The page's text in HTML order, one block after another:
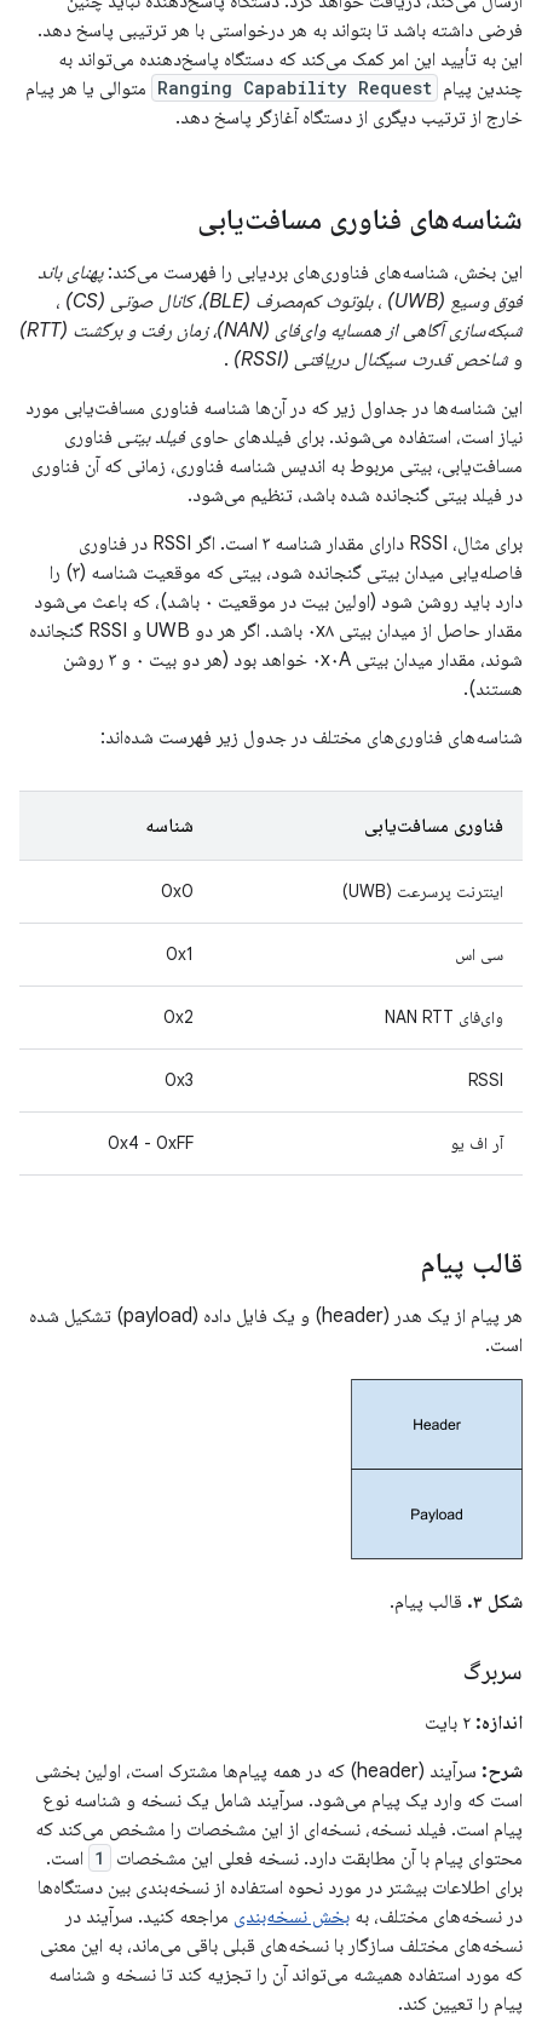
فرضی داشته باشد تا بتواند به هر درخواستی با هر ترتیبی پاسخ دهد.
این به تأیید این امر کمک می‌کند که دستگاه پاسخ‌دهنده می‌تواند به
چندین پیام Ranging Capability Request متوالی یا هر پیام
خارج از ترتیب دیگری از دستگاه آغازگر پاسخ دهد.
شناسه‌های فناوری مسافت‌یابی
این بخش، شناسه‌های فناوری‌های بردیابی را فهرست می‌کند:پهنای باند
فوق وسیع (UWB)
،بلوتوث کم‌مصرف (BLE)، کانال صوتی (CS)
،
شبکه‌سازی آگاهی از همسایه وای‌فای (NAN)، زمان رفت و برگشت (RTT)
وشاخص قدرت سیگنال دریافتی (RSSI)
.
این شناسه‌ها در جداول زیر که در آن‌ها شناسه فناوری مسافت‌یابی مورد
نیاز است، استفاده می‌شوند. برای فیلدهای حاویفیلد بیتی فناوری
مسافت‌یابی، بیتی مربوط به اندیس شناسه فناوری، زمانی که آن فناوری
در فیلد بیتی گنجانده شده باشد، تنظیم می‌شود.
برای مثال، RSSI دارای مقدار شناسه ۳ است. اگر RSSI در فناوری
فاصله‌یابی میدان بیتی گنجانده شود، بیتی که موقعیت شناسه (۳) را
دارد باید روشن شود (اولین بیت در موقعیت ۰ باشد)، که باعث می‌شود
مقدار حاصل از میدان بیتی ۰x۸ باشد. اگر هر دو UWB و RSSI گنجانده
شوند، مقدار میدان بیتی ۰x۰A خواهد بود (هر دو بیت ۰ و ۳ روشن
هستند).
شناسه‌های فناوری‌های مختلف در جدول زیر فهرست شده‌اند:
فناوری مسافت‌یابی شناسه
اینترنت پرسرعت (UWB) 0x0
سی اس 0x1
وای‌فای NAN RTT 0x2
RSSI
0x3
آر اف یو 0x4 - 0xFF
قالب پیام
هر پیام از یک هدر (header) و یک فایل داده (payload) تشکیل شده
است.
شکل ۳. قالب پیام.
سربرگ
اندازه:
شرح:
سرآیند (header) که در همه پیام‌ها مشترک است، اولین بخشی
است که وارد یک پیام می‌شود. سرآیند شامل یک نسخه و شناسه نوع
پیام است. فیلد نسخه، نسخه‌ای از این مشخصات را مشخص می‌کند که
محتوای پیام با آن مطابقت دارد. نسخه فعلی این مشخصات
1 است.
برای اطلاعات بیشتر در مورد نحوه استفاده از نسخه‌بندی بین دستگاه‌ها
در نسخه‌های مختلف، به بخش نسخه‌بندی مراجعه کنید. سرآیند در
نسخه‌های مختلف سازگار با نسخه‌های قبلی باقی می‌ماند، به این معنی
که مورد استفاده همیشه می‌تواند آن را تجزیه کند تا نسخه و شناسه
پیام را تعیین کند.